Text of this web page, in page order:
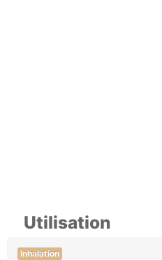
Utilisation
Inhalation